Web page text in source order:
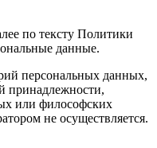
по тексту Политики
данные.
персональных данных,
принадлежности,
или философских
не осуществляется.